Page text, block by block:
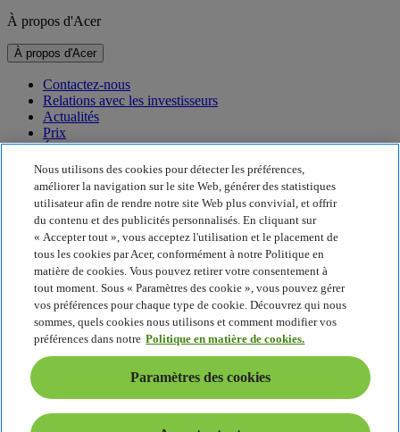
À propos d'Acer
À propos d'Acer
Contactez-nous
Relations avec les investisseurs
Actualités
Prix
Événements
Développement durable
Développement durable
Responsabilité sociale de l'entreprise
Empreinte carbone du produit
Project Humanity
Earthion
Politique de confidentialité
Politique en matière de cookies
Mentions légales
Informations légales supplémentaires
Politique en matière d'accessibilité
Paramètres des cookies
France - Français
Nous utilisons des cookies pour détecter les préférences,
améliorer la navigation sur le site Web, générer des statistiques
utilisateur afin de rendre notre site Web plus convivial, et offrir
du contenu et des publicités personnalisés. En cliquant sur
« Accepter tout », vous acceptez l'utilisation et le placement de
tous les cookies par Acer, conformément à notre Politique en
matière de cookies. Vous pouvez retirer votre consentement à
tout moment. Sous « Paramètres des cookie », vous pouvez gérer
vos préférences pour chaque type de cookie. Découvrez qui nous
sommes, quels cookies nous utilisons et comment modifier vos
préférences dans notre Politique en matière de cookies.
Paramètres des cookies